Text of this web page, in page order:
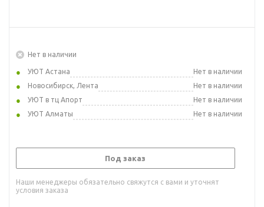
Нет в наличии
УЮТ Астана
Нет в наличии
Новосибирск, Лента
Нет в наличии
УЮТ в тц Апорт
Нет в наличии
УЮТ Алматы
Нет в наличии
Под заказ
Наши менеджеры обязательно свяжутся с вами и уточнят
условия заказа